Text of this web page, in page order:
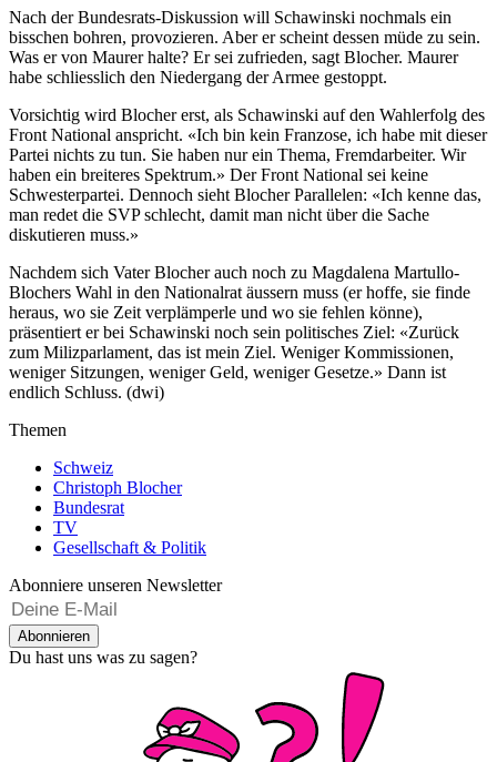
Nach der Bundesrats-Diskussion will Schawinski nochmals ein
bisschen bohren, provozieren. Aber er scheint dessen müde zu sein.
Was er von Maurer halte? Er sei zufrieden, sagt Blocher. Maurer
habe schliesslich den Niedergang der Armee gestoppt.
Vorsichtig wird Blocher erst, als Schawinski auf den Wahlerfolg des
Front National anspricht. «Ich bin kein Franzose, ich habe mit dieser
Partei nichts zu tun. Sie haben nur ein Thema, Fremdarbeiter. Wir
haben ein breiteres Spektrum.» Der Front National sei keine
Schwesterpartei. Dennoch sieht Blocher Parallelen: «Ich kenne das,
man redet die SVP schlecht, damit man nicht über die Sache
diskutieren muss.»
Nachdem sich Vater Blocher auch noch zu Magdalena Martullo-
Blochers Wahl in den Nationalrat äussern muss (er hoffe, sie finde
heraus, wo sie Zeit verplämperle und wo sie fehlen könne),
präsentiert er bei Schawinski noch sein politisches Ziel: «Zurück
zum Milizparlament, das ist mein Ziel. Weniger Kommissionen,
weniger Sitzungen, weniger Geld, weniger Gesetze.» Dann ist
endlich Schluss. (dwi)
Themen
Schweiz
Christoph Blocher
Bundesrat
TV
Gesellschaft & Politik
Abonniere unseren Newsletter
Abonnieren
Du hast uns was zu sagen?